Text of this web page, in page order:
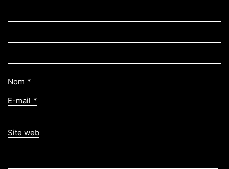
Nom *
E-mail *
Site web